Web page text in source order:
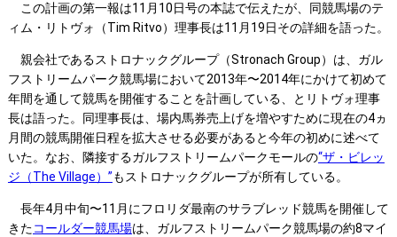
この計画の第一報は11月10日号の本誌で伝えたが、同競馬場のテ
ィム・リトヴォ（Tim Ritvo）理事長は11月19日その詳細を語った。
親会社であるストロナックグループ（Stronach Group）は、ガル
フストリームパーク競馬場において2013年〜2014年にかけて初めて
年間を通して競馬を開催することを計画している、とリトヴォ理事
長は語った。同理事長は、場内馬券売上げを増やすために現在の4ヵ
月間の競馬開催日程を拡大させる必要があると今年の初めに述べて
いた。なお、隣接するガルフストリームパークモールの“ザ・ビレッ
ジ（The Village）”もストロナックグループが所有している。
長年4月中旬〜11月にフロリダ最南のサラブレッド競馬を開催して
きたコールダー競馬場は、ガルフストリームパーク競馬場の約8マイ